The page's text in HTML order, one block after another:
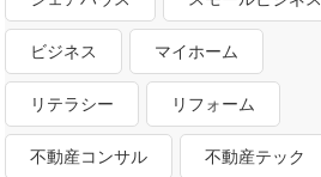
ビジネス マイホーム
リテラシー リフォーム
不動産コンサル 不動産テック